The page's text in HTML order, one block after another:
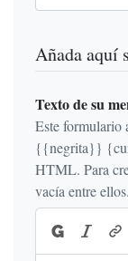
Añada aquí
Texto de su
Este formulario
{{negrita}}
HTML. Para
vacía entre ellos.